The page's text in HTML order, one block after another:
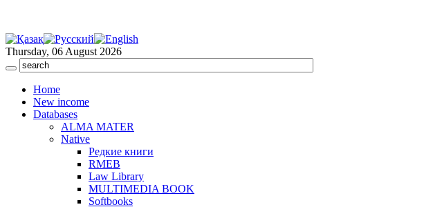
Thursday, 06 August 2026
Home
New income
Databases
ALMA MATER
Native
Редкие книги
RMEB
Law Library
MULTIMEDIA BOOK
Softbooks